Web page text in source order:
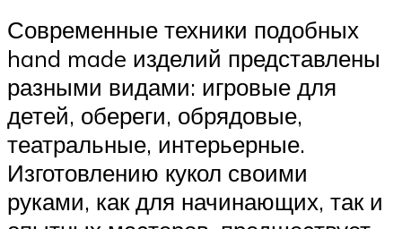
Современные техники подобных
hand made изделий представлены
разными видами: игровые для
детей, обереги, обрядовые,
театральные, интерьерные.
Изготовлению кукол своими
руками, как для начинающих, так и